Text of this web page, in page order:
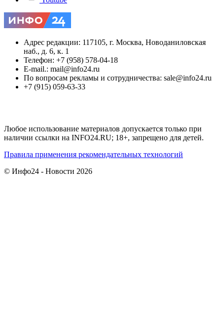
Адрес редакции: 117105, г. Москва, Новоданиловская
наб., д. 6, к. 1
Телефон: +7 (958) 578-04-18
E-mail.: mail@info24.ru
По вопросам рекламы и сотрудничества: sale@info24.ru
+7 (915) 059-63-33
Любое использование материалов допускается только при
наличии ссылки на INFO24.RU; 18+, запрещено для детей.
Правила применения рекомендательных технологий
© Инфо24 - Новости 2026